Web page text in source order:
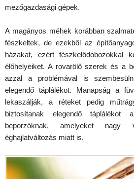
mezőgazdasági gépek.
A magányos méhek korábban
fészkeltek, de ezekből az
házakat, ezért fészkelődobozokkal
élőhelyeiket. A rovarölő szerek és a
azzal a problémával is
elegendő táplálékot. Manapság a
lekaszálják, a réteket pedig
biztosítanak elegendő
beporzóknak, amelyeket nagy
éghajlatváltozás miatt is.